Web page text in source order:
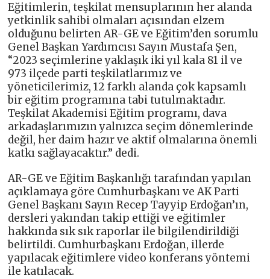
Eğitimlerin, teşkilat mensuplarının her alanda
yetkinlik sahibi olmaları açısından elzem
olduğunu belirten AR-GE ve Eğitim’den sorumlu
Genel Başkan Yardımcısı Sayın Mustafa Şen,
“2023 seçimlerine yaklaşık iki yıl kala 81 il ve
973 ilçede parti teşkilatlarımız ve
yöneticilerimiz, 12 farklı alanda çok kapsamlı
bir eğitim programına tabi tutulmaktadır.
Teşkilat Akademisi Eğitim programı, dava
arkadaşlarımızın yalnızca seçim dönemlerinde
değil, her daim hazır ve aktif olmalarına önemli
katkı sağlayacaktır.” dedi.
AR-GE ve Eğitim Başkanlığı tarafından yapılan
açıklamaya göre Cumhurbaşkanı ve AK Parti
Genel Başkanı Sayın Recep Tayyip Erdoğan’ın,
dersleri yakından takip ettiği ve eğitimler
hakkında sık sık raporlar ile bilgilendirildiği
belirtildi. Cumhurbaşkanı Erdoğan, illerde
yapılacak eğitimlere video konferans yöntemi
ile katılacak.